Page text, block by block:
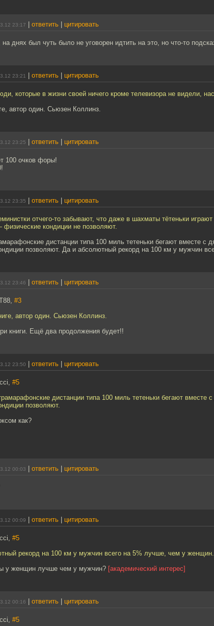
23:17 ответить цитировать
на днях был чуть было не уговорен идтить на это, но что-то
23:21 ответить цитировать
которые в жизни своей ничего кроме телевизора не видели,
автор один. Сьюзен Коллинз.
23:25 ответить цитировать
100 очков форы!
23:35 ответить цитировать
отчего-то забывают, что даже в шахматы тётеньки играют
кондиции не позволяют.
дистанции типа 100 миль тетеньки бегают вместе с
позволяют. Да и абсолютный рекорд на 100 км у мужчин
23:46 ответить цитировать
#3
автор один. Сьюзен Коллинз.
книги. Ещё два продолжения будет!!
23:50 ответить цитировать
#5
дистанции типа 100 миль тетеньки бегают вместе
позволяют.
как?
00:03 ответить цитировать
00:09 ответить цитировать
#5
рекорд на 100 км у мужчин всего на 5% лучше, чем у женщин.
у женщин лучше чем у мужчин? [академический интерес]
00:16 ответить цитировать
#5